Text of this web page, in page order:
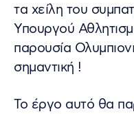
τα χείλη του
Υπουργού
παρουσία
σημαντική !
Το έργο αυτό θα